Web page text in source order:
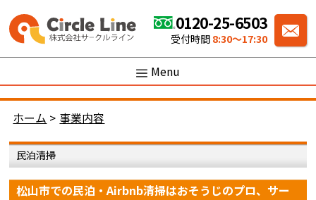
0120-25-6503
受付時間 8:30〜17:30
Menu
ホーム > 事業内容
民泊清掃
松山市での民泊・Airbnb清掃はおそうじのプロ、サー